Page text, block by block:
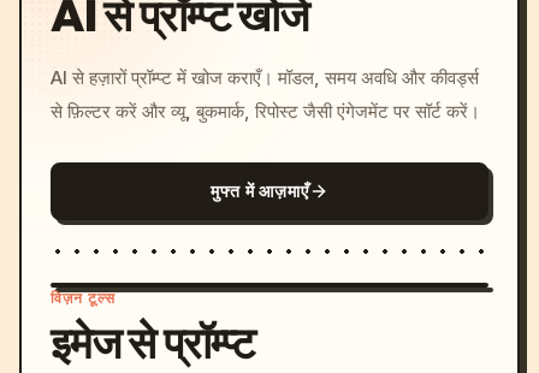
AI से प्रॉम्प्ट खोजें
AI से हज़ारों प्रॉम्प्ट में खोज कराएँ। मॉडल, समय अवधि और कीवर्ड्स
से फ़िल्टर करें और व्यू, बुकमार्क, रिपोस्ट जैसी एंगेजमेंट पर सॉर्ट करें।
मुफ्त में आज़माएँ
विज़न टूल्स
इमेज से प्रॉम्प्ट